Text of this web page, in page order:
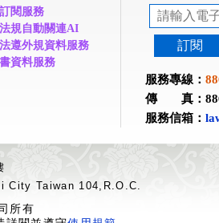
閱服務
規自動關連AI
遵外規資料服務
資料服務
訂閱
服務專線：
傳 真：
服務信箱：
City Taiwan 104,R.O.C.
所有